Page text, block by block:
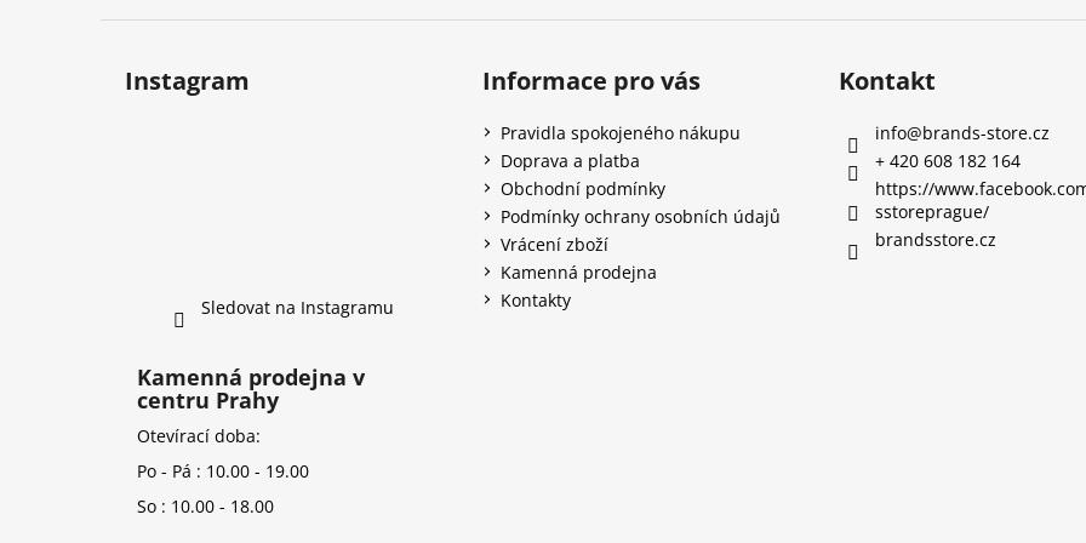
Instagram
Sledovat na Instagramu
Informace pro vás
Pravidla spokojeného nákupu
Doprava a platba
Obchodní podmínky
Podmínky ochrany osobních údajů
Vrácení zboží
Kamenná prodejna
Kontakty
Kontakt
info@brands-store.cz
+ 420 608 182 164
https://
sstoreprague/
brandsstore.cz
Kamenná prodejna v
centru Prahy
Otevírací doba:
Po - Pá : 10.00 - 19.00
So : 10.00 - 18.00